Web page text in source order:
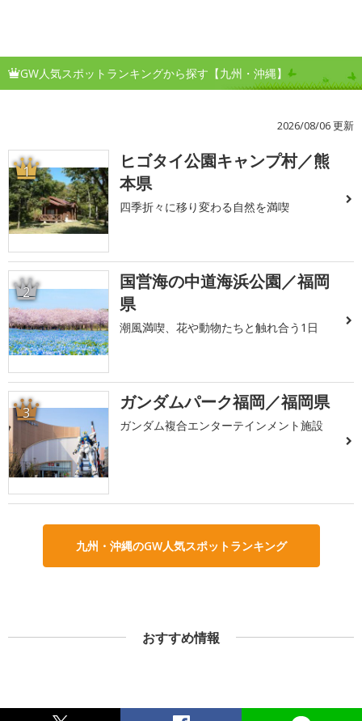
GW人気スポットランキングから探す【九州・沖縄】
2026/08/06 更新
1
ヒゴタイ公園キャンプ村／熊
本県
四季折々に移り変わる自然を満喫
2
国営海の中道海浜公園／福岡
県
潮風満喫、花や動物たちと触れ合う1日
3 ガンダムパーク福岡／福岡県
ガンダム複合エンターテインメント施設
九州・沖縄のGW人気スポットランキング
おすすめ情報